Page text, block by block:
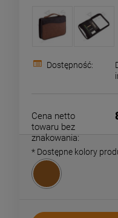
Dostępność:
Cena netto
towaru bez
znakowania:
* Dostępne kolory